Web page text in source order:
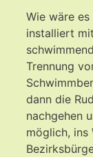
Wie wäre
installiert
Trennung
dann die
nachgehen
möglich, ins